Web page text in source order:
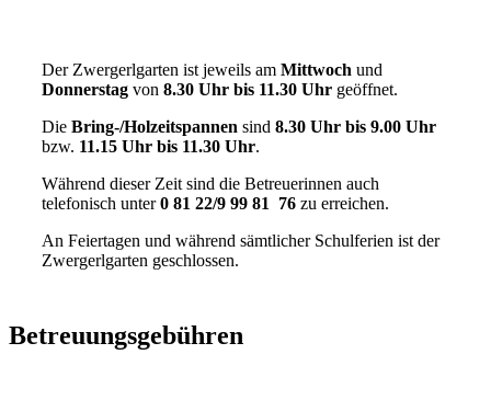
Der Zwergerlgarten ist jeweils am Mittwoch und
Donnerstag von 8.30 Uhr bis 11.30 Uhr geöffnet.
Die Bring-/Holzeitspannen sind 8.30 Uhr bis 9.00 Uhr
bzw. 11.15 Uhr bis 11.30 Uhr.
Während dieser Zeit sind die Betreuerinnen auch
telefonisch unter0 81 22/9 99 81 76 zu erreichen.
An Feiertagen und während sämtlicher Schulferien ist der
Zwergerlgarten geschlossen.
Betreuungsgebühren